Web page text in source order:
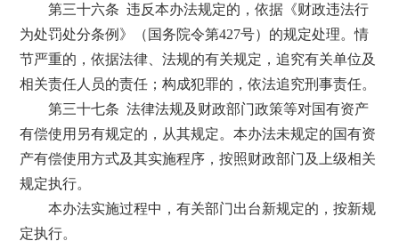
第三十六条 违反本办法规定的，依据《财政违法行
为处罚处分条例》（国务院令第427号）的规定处理。情
节严重的，依据法律、法规的有关规定，追究有关单位及
相关责任人员的责任；构成犯罪的，依法追究刑事责任。
第三十七条 法律法规及财政部门政策等对国有资产
有偿使用另有规定的，从其规定。本办法未规定的国有资
产有偿使用方式及其实施程序，按照财政部门及上级相关
规定执行。
本办法实施过程中，有关部门出台新规定的，按新规
定执行。